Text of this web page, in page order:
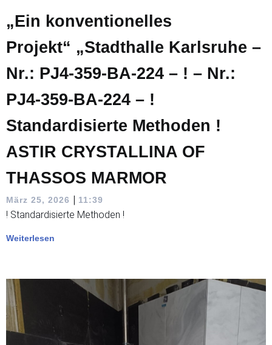
„Ein konventionelles
Projekt“ „Stadthalle Karlsruhe –
Nr.: PJ4-359-BA-224 – ! – Nr.:
PJ4-359-BA-224 – !
Standardisierte Methoden !
ASTIR CRYSTALLINA OF
THASSOS MARMOR
März 25, 2026 | 11:39
! Standardisierte Methoden !
Weiterlesen